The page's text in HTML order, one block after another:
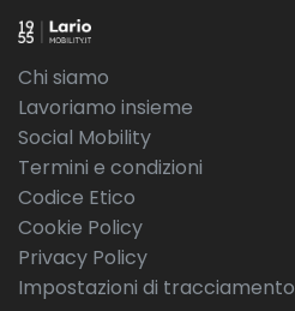
Chi siamo
Lavoriamo insieme
Social Mobility
Termini e condizioni
Codice Etico
Cookie Policy
Privacy Policy
Impostazioni di tracciamento